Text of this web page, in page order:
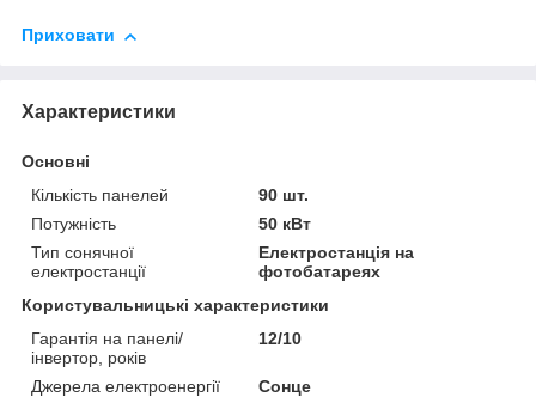
Приховати
Характеристики
Основні
Кількість панелей
90 шт.
Потужність
50 кВт
Тип сонячної
електростанції
Електростанція на
фотобатареях
Користувальницькі характеристики
Гарантія на панелі/
інвертор, років
12/10
Джерела електроенергії Сонце